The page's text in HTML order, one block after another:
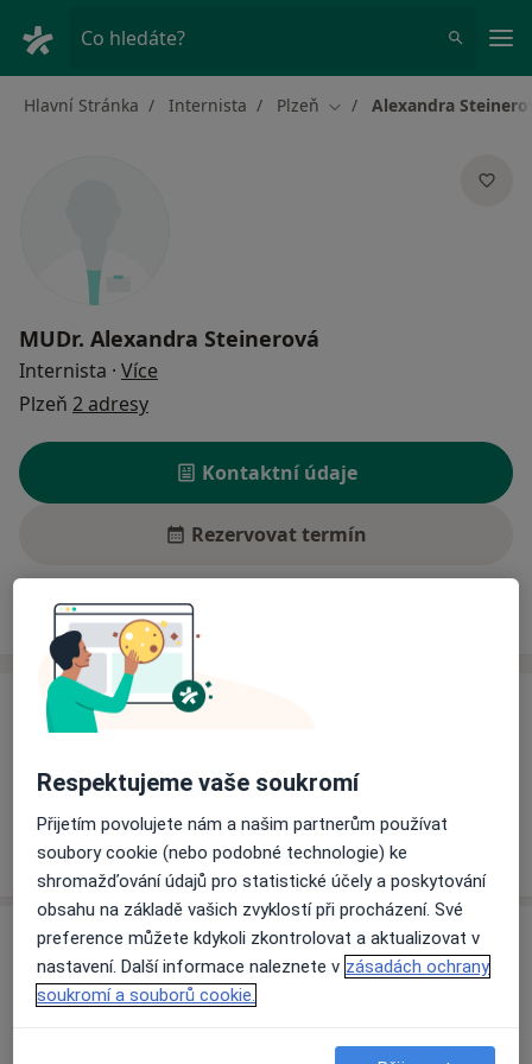
Co hledáte?
Hlavní Stránka Internista Plzeň Změna města
Alexandra
MUDr. Alexandra Steinerová
Internista · Více
Plzeň 2 adresy
Kontaktní údaje
Rezervovat termín
Ceník Adresy
Ceník
Tento specialista ještě nepřidával žádné informace o
svých službách.
Adresy (2)
Adresa 1 Adresa 2
Respektujeme vaše soukromí
Přijetím povolujete nám a našim partnerům používat
soubory cookie (nebo podobné technologie) ke
shromažďování údajů pro statistické účely a poskytování
obsahu na základě vašich zvyklostí při procházení. Své
preference můžete kdykoli zkontrolovat a aktualizovat v
nastavení. Další informace naleznete v zásadách ochrany
soukromí a souborů cookie.